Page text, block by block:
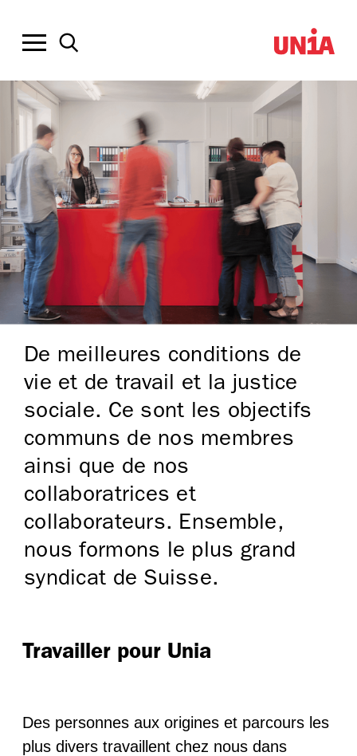
De meilleures conditions de
vie et de travail et la justice
sociale. Ce sont les objectifs
communs de nos membres
ainsi que de nos
collaboratrices et
collaborateurs. Ensemble,
nous formons le plus grand
syndicat de Suisse.
Travailler pour Unia
Des personnes aux origines et parcours les
plus divers travaillent chez nous dans